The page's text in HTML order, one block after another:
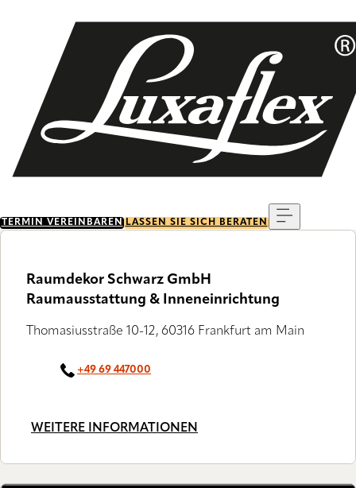
TERMIN VEREINBAREN LASSEN SIE SICH BERATEN
Raumdekor Schwarz GmbH
Raumausstattung & Inneneinrichtung
Thomasiusstraße 10-12, 60316 Frankfurt am Main
+49 69 447000
WEITERE INFORMATIONEN